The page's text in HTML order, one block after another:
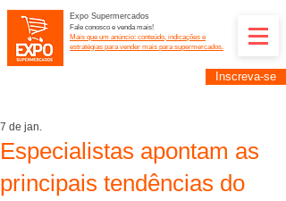
Expo Supermercados
Fale conosco e venda mais!
Mais que um anúncio: conteúdo, indicações e
estratégias para vender mais para supermercados.
Inscreva-se
Especialistas apontam as
principais tendências do
7 de jan.